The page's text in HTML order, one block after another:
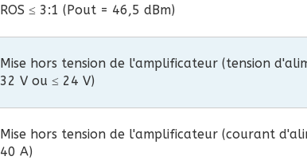
ROS ≤ 3:1 (Pout = 46,5 dBm)
Mise hors tension de l'amplificateur (tension
32 V ou ≤ 24 V)
Mise hors tension de l'amplificateur (courant
40 A)